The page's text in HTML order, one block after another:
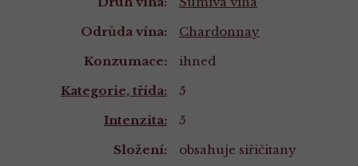
Odrůda vína:
Chardonnay
Konzumace:
ihned
Kategorie, třída:
5
Intenzita:
5
Složení:
obsahuje siřičitany